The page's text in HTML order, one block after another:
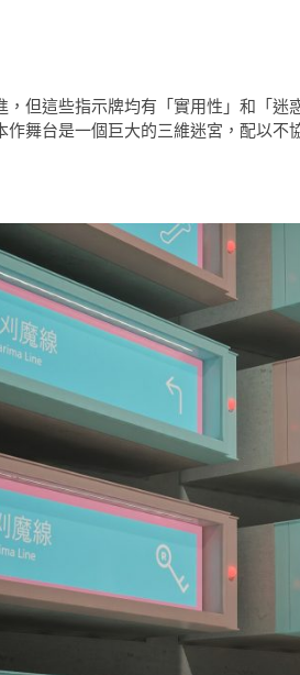
但這些指示牌均有「實用性」和「
作舞台是一個巨大的三維迷宮，配以